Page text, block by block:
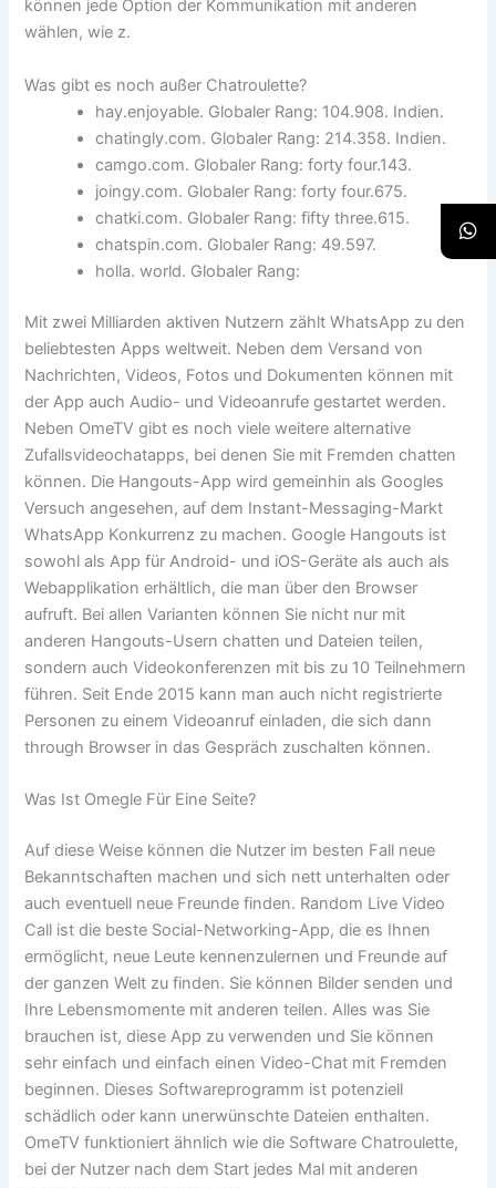
können jede Option der Kommunikation mit anderen
wählen, wie z.
Was gibt es noch außer Chatroulette?
hay.enjoyable. Globaler Rang: 104.908. Indien.
chatingly.com. Globaler Rang: 214.358. Indien.
camgo.com. Globaler Rang: forty four.143.
joingy.com. Globaler Rang: forty four.675.
chatki.com. Globaler Rang: fifty three.615.
chatspin.com. Globaler Rang: 49.597.
holla. world. Globaler Rang:
Mit zwei Milliarden aktiven Nutzern zählt WhatsApp zu den
beliebtesten Apps weltweit. Neben dem Versand von
Nachrichten, Videos, Fotos und Dokumenten können mit
der App auch Audio- und Videoanrufe gestartet werden.
Neben OmeTV gibt es noch viele weitere alternative
Zufallsvideochatapps, bei denen Sie mit Fremden chatten
können. Die Hangouts-App wird gemeinhin als Googles
Versuch angesehen, auf dem Instant-Messaging-Markt
WhatsApp Konkurrenz zu machen. Google Hangouts ist
sowohl als App für Android- und iOS-Geräte als auch als
Webapplikation erhältlich, die man über den Browser
aufruft. Bei allen Varianten können Sie nicht nur mit
anderen Hangouts-Usern chatten und Dateien teilen,
sondern auch Videokonferenzen mit bis zu 10 Teilnehmern
führen. Seit Ende 2015 kann man auch nicht registrierte
Personen zu einem Videoanruf einladen, die sich dann
through Browser in das Gespräch zuschalten können.
Was Ist Omegle Für Eine Seite?
Auf diese Weise können die Nutzer im besten Fall neue
Bekanntschaften machen und sich nett unterhalten oder
auch eventuell neue Freunde finden. Random Live Video
Call ist die beste Social-Networking-App, die es Ihnen
ermöglicht, neue Leute kennenzulernen und Freunde auf
der ganzen Welt zu finden. Sie können Bilder senden und
Ihre Lebensmomente mit anderen teilen. Alles was Sie
brauchen ist, diese App zu verwenden und Sie können
sehr einfach und einfach einen Video-Chat mit Fremden
beginnen. Dieses Softwareprogramm ist potenziell
schädlich oder kann unerwünschte Dateien enthalten.
OmeTV funktioniert ähnlich wie die Software Chatroulette,
bei der Nutzer nach dem Start jedes Mal mit anderen